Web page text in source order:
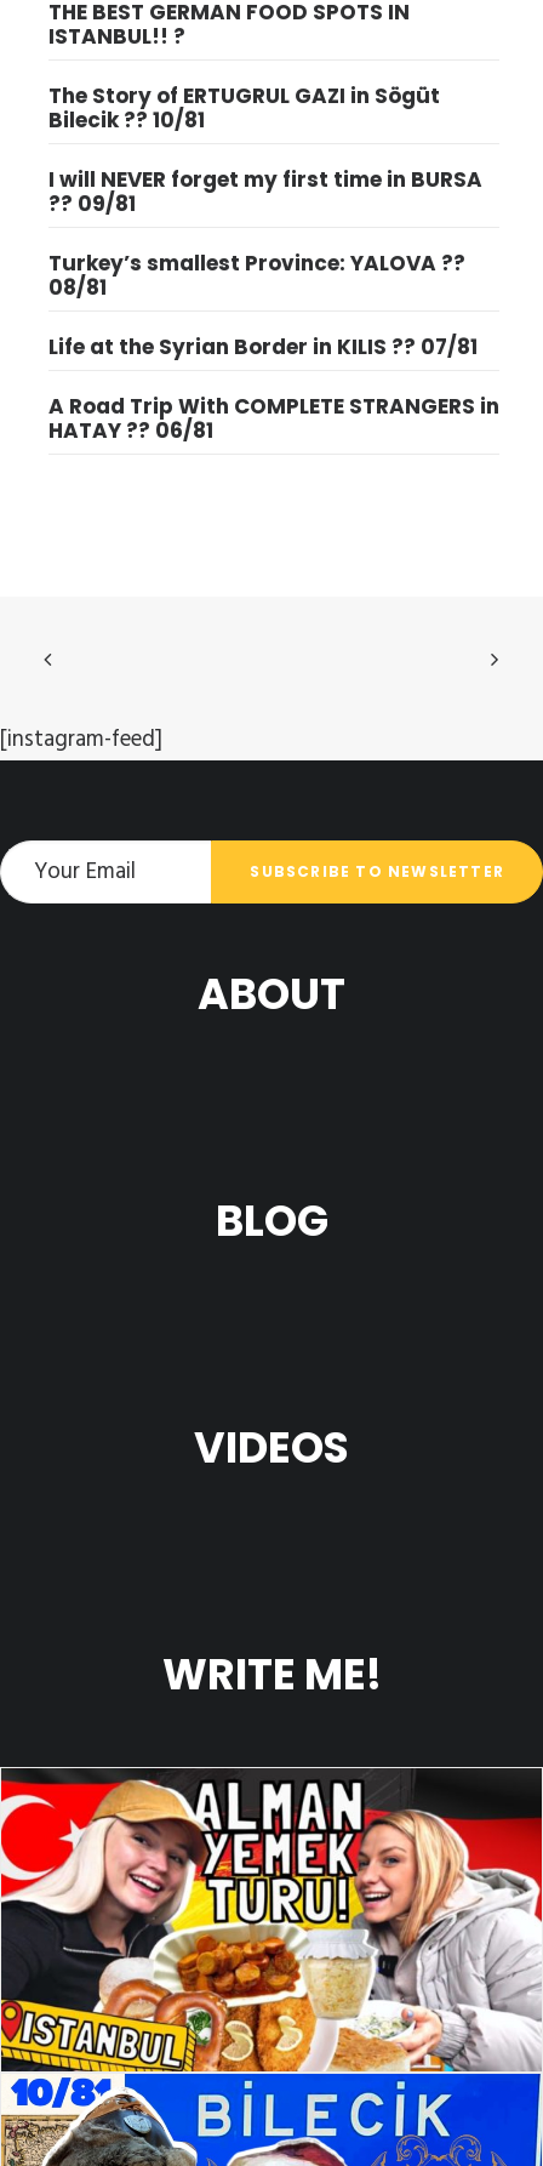
THE BEST GERMAN FOOD SPOTS IN
ISTANBUL!! ?
The Story of ERTUGRUL GAZI in Sögüt
Bilecik ?? 10/81
I will NEVER forget my first time in BURSA
?? 09/81
Turkey’s smallest Province: YALOVA ??
08/81
Life at the Syrian Border in KILIS ?? 07/81
A Road Trip With COMPLETE STRANGERS in
HATAY ?? 06/81
[instagram-feed]
ABOUT
BLOG
VIDEOS
WRITE ME!